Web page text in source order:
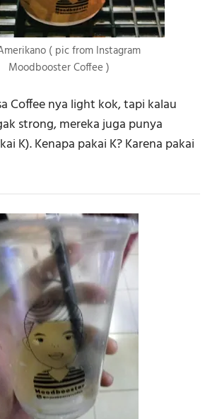
( pic from Instagram
Moodbooster Coffee )
Coffee nya light kok, tapi kalau
strong, mereka juga punya
K). Kenapa pakai K? Karena pakai